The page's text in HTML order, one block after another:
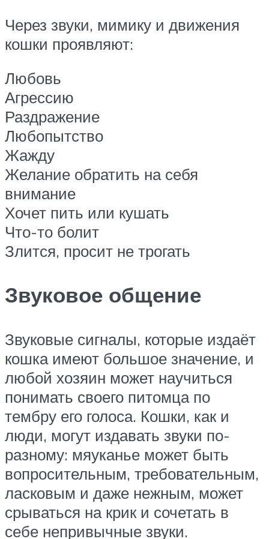
Через звуки, мимику и движения
кошки проявляют:
Любовь
Агрессию
Раздражение
Любопытство
Жажду
Желание обратить на себя
внимание
Хочет пить или кушать
Что-то болит
Злится, просит не трогать
Звуковое общение
Звуковые сигналы, которые издаёт
кошка имеют большое значение, и
любой хозяин может научиться
понимать своего питомца по
тембру его голоса. Кошки, как и
люди, могут издавать звуки по-
разному: мяуканье может быть
вопросительным, требовательным,
ласковым и даже нежным, может
срываться на крик и сочетать в
себе непривычные звуки.